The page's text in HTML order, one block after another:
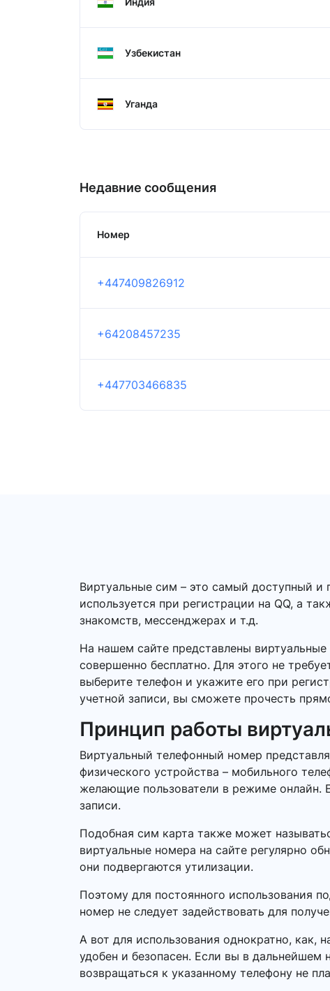
Узбекистан
Уганда
Недавние сообщения
Номер
+447409826912
+64208457235
+447703466835
Виртуальные сим – это самый доступный
используется при регистрации на QQ, а
знакомств, мессенджерах и т.д.
На нашем сайте представлены
совершенно бесплатно. Для этого не
выберите телефон и укажите его при
учетной записи, вы сможете прочесть
Принцип работы
Виртуальный телефонный номер
физического устройства – мобильного
желающие пользователи в режиме онлайн.
записи.
Подобная сим карта также может
виртуальные номера на сайте регулярно
они подвергаются утилизации.
Поэтому для постоянного использования
номер не следует задействовать для
А вот для использования однократно, как,
удобен и безопасен. Если вы в дальнейшем
возвращаться к указанному телефону не